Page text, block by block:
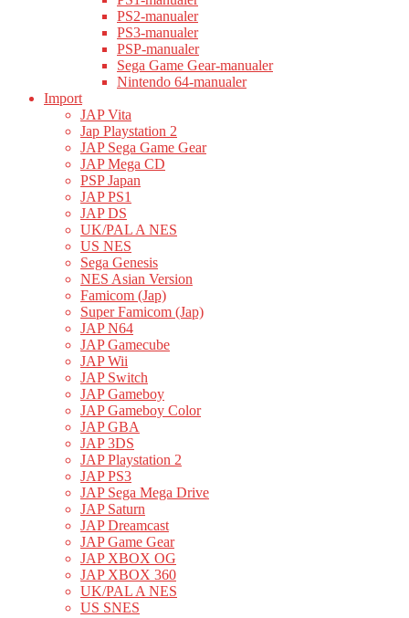
PS2-manualer
PS3-manualer
PSP-manualer
Sega Game Gear-manualer
Nintendo 64-manualer
Import
JAP Vita
Jap Playstation 2
JAP Sega Game Gear
JAP Mega CD
PSP Japan
JAP PS1
JAP DS
UK/PAL A NES
US NES
Sega Genesis
NES Asian Version
Famicom (Jap)
Super Famicom (Jap)
JAP N64
JAP Gamecube
JAP Wii
JAP Switch
JAP Gameboy
JAP Gameboy Color
JAP GBA
JAP 3DS
JAP Playstation 2
JAP PS3
JAP Sega Mega Drive
JAP Saturn
JAP Dreamcast
JAP Game Gear
JAP XBOX OG
JAP XBOX 360
UK/PAL A NES
US SNES